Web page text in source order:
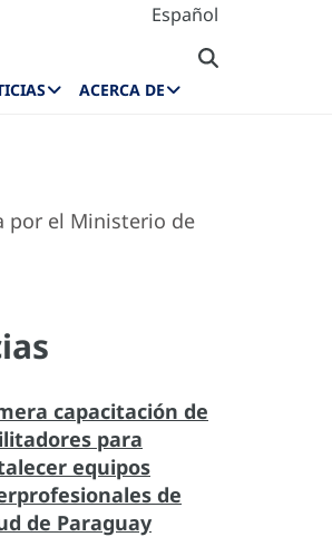
Español
ACERCA DE
por el Ministerio de
capacitación de
para
equipos
de
de Paraguay